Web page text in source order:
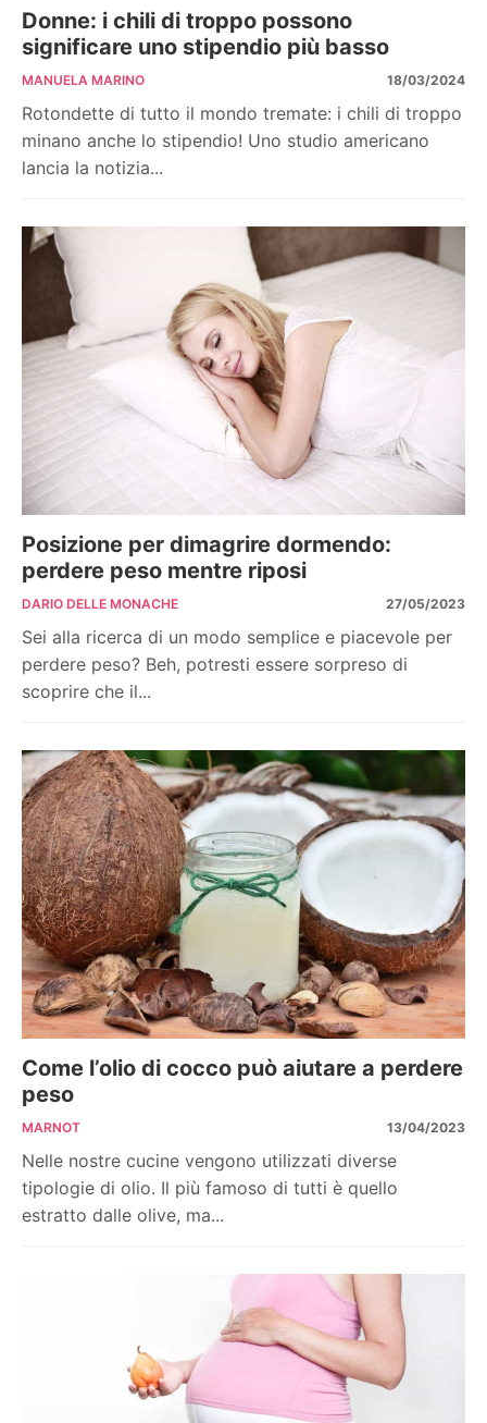
Donne: i chili di troppo possono
significare uno stipendio più basso
MANUELA MARINO 18/03/2024
Rotondette di tutto il mondo tremate: i chili di troppo
minano anche lo stipendio! Uno studio americano
lancia la notizia...
Posizione per dimagrire dormendo:
perdere peso mentre riposi
DARIO DELLE MONACHE 27/05/2023
Sei alla ricerca di un modo semplice e piacevole per
perdere peso? Beh, potresti essere sorpreso di
scoprire che il...
Come l’olio di cocco può aiutare a perdere
peso
MARNOT 13/04/2023
Nelle nostre cucine vengono utilizzati diverse
tipologie di olio. Il più famoso di tutti è quello
estratto dalle olive, ma...